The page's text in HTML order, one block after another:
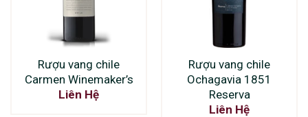
Rượu vang chile
Carmen Winemaker’s
Liên Hệ
Rượu vang chile
Ochagavia 1851
Reserva
Liên Hệ